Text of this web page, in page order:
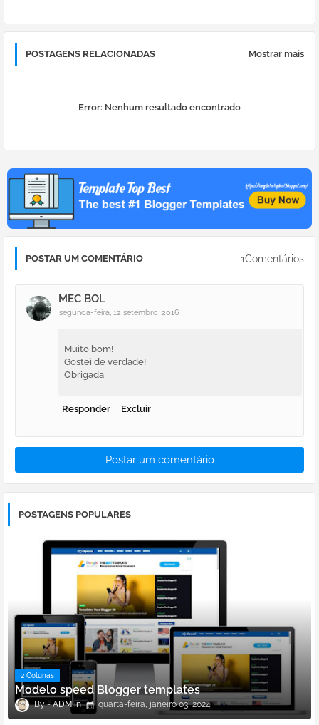
POSTAGENS RELACIONADAS Mostrar mais
Error: Nenhum resultado encontrado
POSTAR UM COMENTÁRIO 1Comentários
MEC BOL
segunda-feira, 12 setembro, 2016
Muito bom!
Gostei de verdade!
Obrigada
Responder Excluir
Postar um comentário
POSTAGENS POPULARES
2 Colunas
Modelo speed Blogger templates
ADM quarta-feira, janeiro 03, 2024